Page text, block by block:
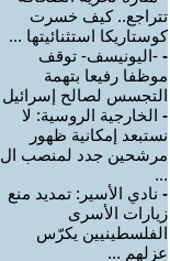
تتراجع.. كيف خسرت
كوستاريكا استثنائيتها ...
- -اليونيسف- توقف
موظفا رفيعا بتهمة
التجسس لصالح إسرائيل
- الخارجية الروسية: لا
نستبعد إمكانية ظهور
مرشحين جدد لمنصب ال
...
- نادي الأسير: تمديد منع
زيارات الأسرى
الفلسطينيين يكرّس
عزلهم ...